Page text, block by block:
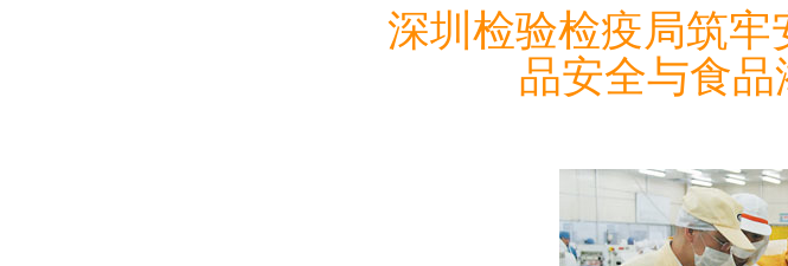
深圳检验检疫局筑牢
品安全与食